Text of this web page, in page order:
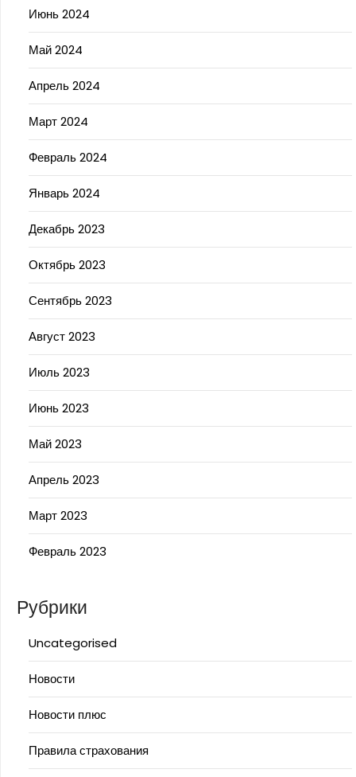
Июнь 2024
Май 2024
Апрель 2024
Март 2024
Февраль 2024
Январь 2024
Декабрь 2023
Октябрь 2023
Сентябрь 2023
Август 2023
Июль 2023
Июнь 2023
Май 2023
Апрель 2023
Март 2023
Февраль 2023
Рубрики
Uncategorised
Новости
Новости плюс
Правила страхования